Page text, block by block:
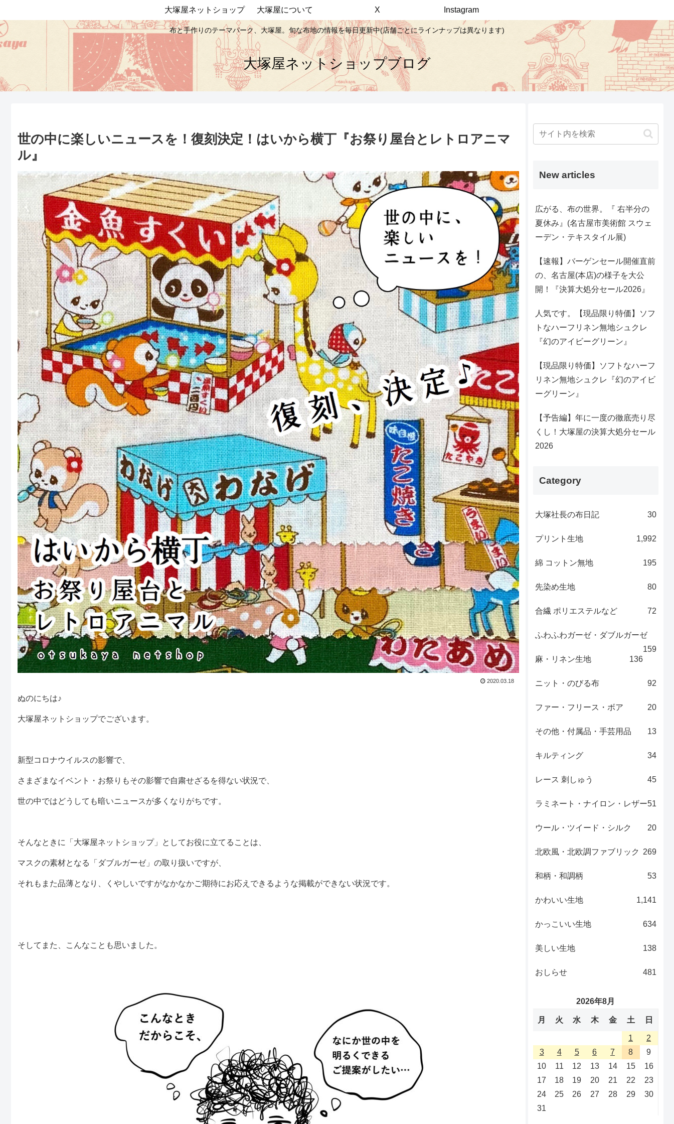
布と手作りのテーマパーク、大塚屋。旬な布地の情報を毎日更新中(店舗ごとにラインナップは異なります)
大塚屋ネットショップブログ
大塚屋ネットショップ 大塚屋について X Instagram
世の中に楽しいニュースを！復刻決定！はいから横丁『お祭り屋台とレトロアニマ
ル』
2020.03.18
ぬのにちは♪
大塚屋ネットショップでございます。
新型コロナウイルスの影響で、
さまざまなイベント・お祭りもその影響で自粛せざるを得ない状況で、
世の中ではどうしても暗いニュースが多くなりがちです。
そんなときに「大塚屋ネットショップ」としてお役に立てることは、
マスクの素材となる「ダブルガーゼ」の取り扱いですが、
それもまた品薄となり、くやしいですがなかなかご期待にお応えできるような掲載ができない状況です。
そしてまた、こんなことも思いました。
New articles
広がる、布の世界。『 右半分の
夏休み』(名古屋市美術館 スウェ
ーデン・テキスタイル展)
【速報】バーゲンセール開催直前
の、名古屋(本店)の様子を大公
開！『決算大処分セール2026』
人気です。【現品限り特価】ソフ
トなハーフリネン無地シュクレ
『幻のアイビーグリーン』
【現品限り特価】ソフトなハーフ
リネン無地シュクレ『幻のアイビ
ーグリーン』
【予告編】年に一度の徹底売り尽
くし！大塚屋の決算大処分セール
2026
Category
大塚社長の布日記 30
プリント生地 1,992
綿 コットン無地 195
先染め生地 80
合繊 ポリエステルなど 72
ふわふわガーゼ・ダブルガーゼ
159
麻・リネン生地
136
ニット・のびる布 92
ファー・フリース・ボア 20
その他・付属品・手芸用品 13
キルティング 34
レース 刺しゅう 45
ラミネート・ナイロン・レザー51
ウール・ツイード・シルク 20
北欧風・北欧調ファブリック 269
和柄・和調柄 53
かわいい生地 1,141
かっこいい生地 634
美しい生地 138
おしらせ 481
2026年8月
月 火 水 木 金 土 日
1
2
3
4 5 6 7 8
9
10
11 12 13 14 15
16
17
18 19 20 21 22
23
24
25 26 27 28 29
30
31